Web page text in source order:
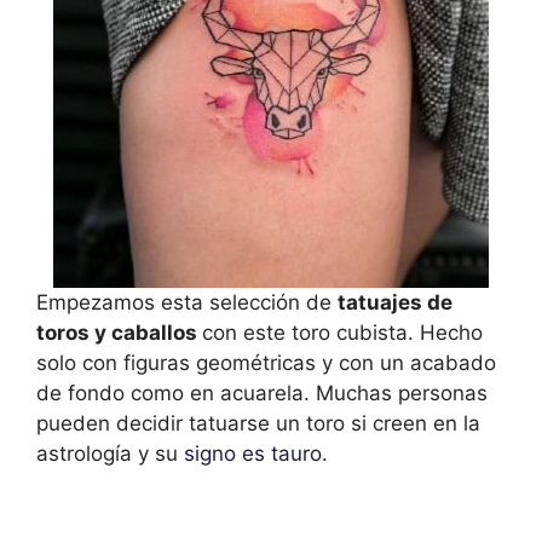
Empezamos esta selección de tatuajes de
toros y caballos con este toro cubista. Hecho
solo con figuras geométricas y con un acabado
de fondo como en acuarela. Muchas personas
pueden decidir tatuarse un toro si creen en la
astrología y su signo es tauro.